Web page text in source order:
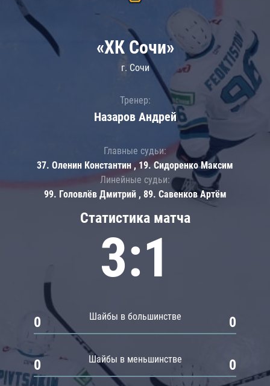
Статистика матча
3:1
Шайбы в большинстве
0 0
Шайбы в меньшинстве
0 0
«ХК Сочи»
г. Сочи
Тренер:
Назаров Андрей
Главные судьи:
37. Оленин Константин , 19. Сидоренко Максим
Линейные судьи:
99. Головлёв Дмитрий , 89. Савенков Артём